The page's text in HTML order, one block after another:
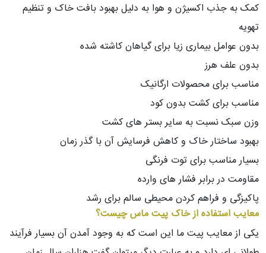
کمک به جذب اکسیژن و هوا به دلیل بهبود بافت خاک و تنظیم
تهویه
بدون عوامل بیماری زیا برای گیاهان کاشته شده
بدون علف هرز
مناسب برای محصولات ارگانیک
مناسب برای کشت بدون کود
وزن سبک نسبت به سایر بستر های کشت
بهبود ساختار خاک و کاهش فرسایش آن با گذر زمان
بسیار مناسب برای توت فرنگی
مقاومت در برابر فشار های وارده
پاکیزگی و فراهم کردن محیطی سالم برای رشد
معایب استفاده از خاک پیت ماس چیست؟
یکی از معایب پیت ما این است که به وجود آمدن آن بسیار فرآیند